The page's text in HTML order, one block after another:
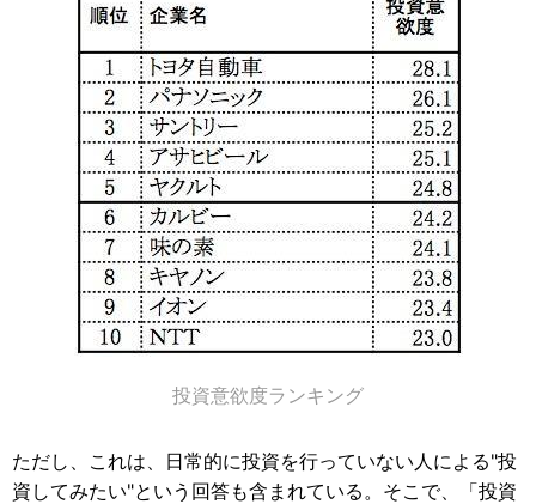
投資意欲度ランキング
ただし、これは、日常的に投資を行っていない人による"投
資してみたい"という回答も含まれている。そこで、「投資